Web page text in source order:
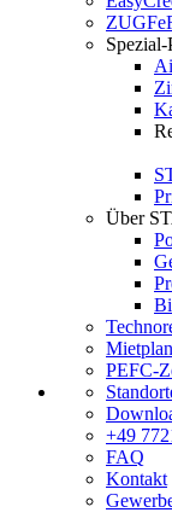
Über
PEFC-
+49
FAQ
Kontakt